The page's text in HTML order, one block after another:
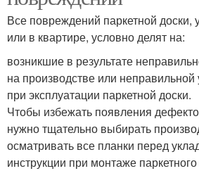
Все повреждений паркетной
или в квартире, условно делят на:
возникшие в результате
на производстве или
при эксплуатации паркетной доски.
Чтобы избежать появления
нужно тщательно выбирать
осматривать все планки перед
инструкции при монтаже